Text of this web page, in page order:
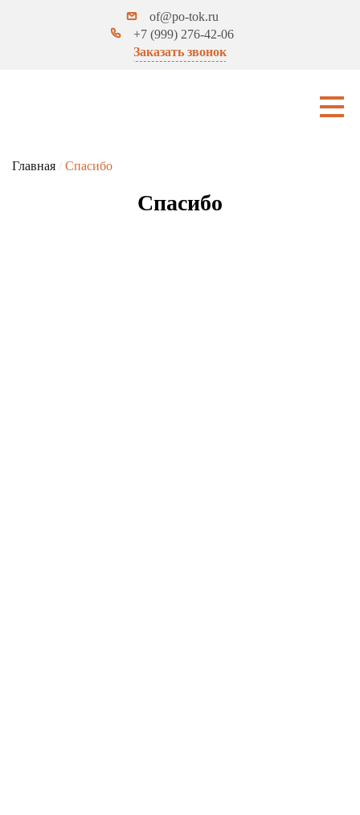
of@po-tok.ru
+7 (999) 276-42-06
Заказать звонок
Главная / Спасибо
Спасибо